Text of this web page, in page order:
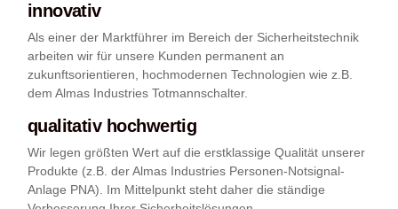
innovativ
Als einer der Marktführer im Bereich der Sicherheitstechnik
arbeiten wir für unsere Kunden permanent an
zukunftsorientieren, hochmodernen Technologien wie z.B.
dem Almas Industries Totmannschalter.
qualitativ hochwertig
Wir legen größten Wert auf die erstklassige Qualität unserer
Produkte (z.B. der Almas Industries Personen-Notsignal-
Anlage PNA). Im Mittelpunkt steht daher die ständige